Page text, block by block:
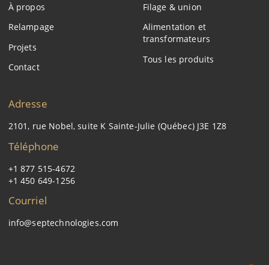
À propos
Relampage
Projets
Contact
Filage & union
Alimentation et
transformateurs
Tous les produits
Adresse
2101, rue Nobel, suite K Sainte-Julie (Québec) J3E 1Z8
Téléphone
+1 877 515-4672
+1 450 649-1256
Courriel
info@septechnologies.com